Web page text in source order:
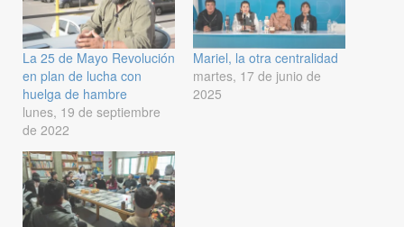
La 25 de Mayo Revolución
en plan de lucha con
huelga de hambre
lunes, 19 de septiembre
de 2022
Mariel, la otra centralidad
martes, 17 de junio de
2025